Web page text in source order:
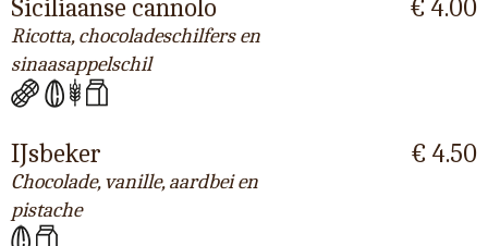
Siciliaanse cannolo
Ricotta, chocoladeschilfers en
sinaasappelschil
€ 4.00
IJsbeker
Chocolade, vanille, aardbei en
pistache
€ 4.50